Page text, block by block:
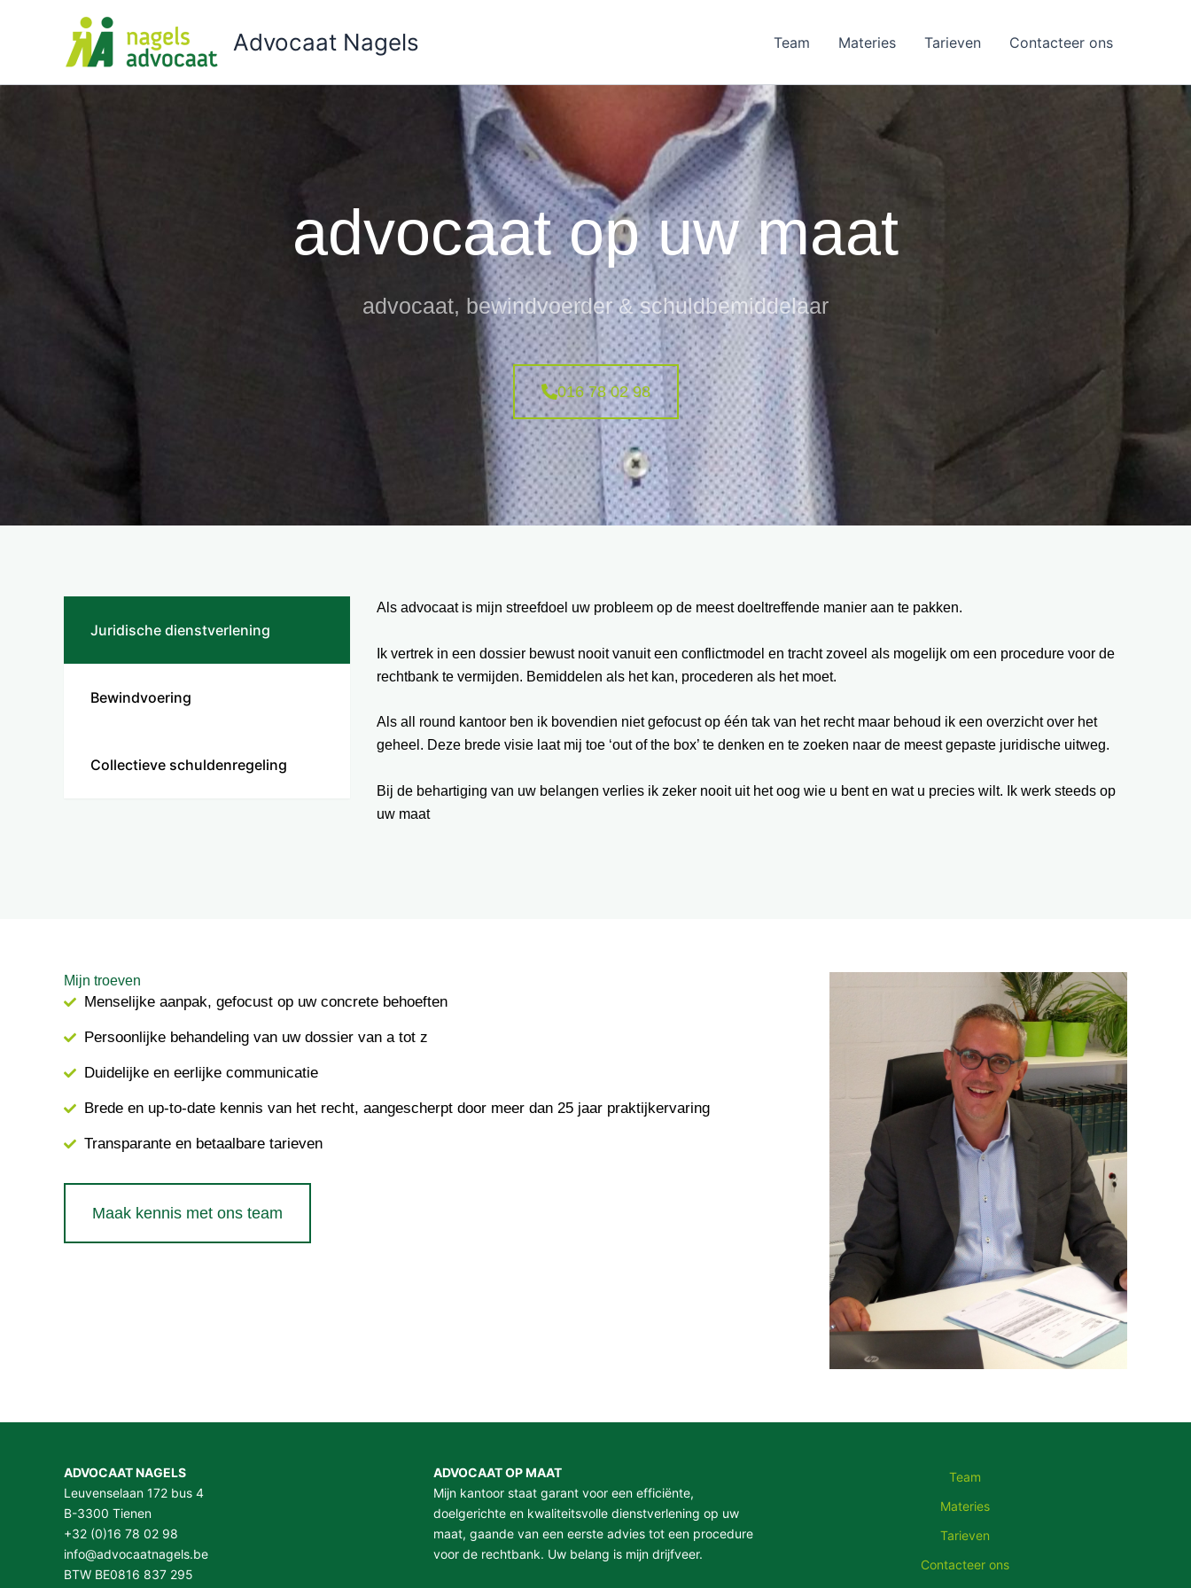
inhoud
Advocaat Nagels Team Materies Tarieven Contacteer ons
advocaat op uw maat
advocaat, bewindvoerder & schuldbemiddelaar
016 78 02 98
Juridische dienstverlening
Bewindvoering
Collectieve schuldenregeling
Als advocaat is mijn streefdoel uw probleem op de meest doeltreffende manier aan te pakken.
Ik vertrek in een dossier bewust nooit vanuit een conflictmodel en tracht zoveel als mogelijk om een procedure voor de
rechtbank te vermijden. Bemiddelen als het kan, procederen als het moet.
Als all round kantoor ben ik bovendien niet gefocust op één tak van het recht maar behoud ik een overzicht over het
geheel. Deze brede visie laat mij toe ‘out of the box’ te denken en te zoeken naar de meest gepaste juridische uitweg.
Bij de behartiging van uw belangen verlies ik zeker nooit uit het oog wie u bent en wat u precies wilt. Ik werk steeds op
uw maat
Mijn troeven
Menselijke aanpak, gefocust op uw concrete behoeften
Persoonlijke behandeling van uw dossier van a tot z
Duidelijke en eerlijke communicatie
Brede en up-to-date kennis van het recht, aangescherpt door meer dan 25 jaar praktijkervaring
Transparante en betaalbare tarieven
Maak kennis met ons team
ADVOCAAT NAGELS
Leuvenselaan 172 bus 4
B-3300 Tienen
+32 (0)16 78 02 98
info@advocaatnagels.be
BTW BE0816 837 295
ADVOCAAT OP MAAT
Mijn kantoor staat garant voor een efficiënte,
doelgerichte en kwaliteitsvolle dienstverlening op uw
maat, gaande van een eerste advies tot een procedure
voor de rechtbank. Uw belang is mijn drijfveer.
Team
Materies
Tarieven
Contacteer ons